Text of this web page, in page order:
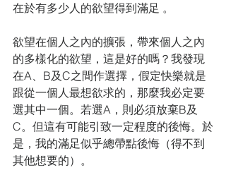
在於有多少人的欲望得到滿足 。
欲望在個人之內的擴張，帶來個人之內
的多樣化的欲望，這是好的嗎？我發現
在A、B及C之間作選擇，假定快樂就是
跟從一個人最想欲求的，那麼我必定要
選其中一個。若選A，則必須放棄B及
C。但這有可能引致一定程度的後悔。於
是，我的滿足似乎總帶點後悔（得不到
其他想要的）。